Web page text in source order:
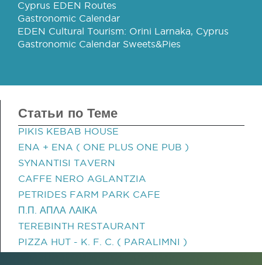
Cyprus EDEN Routes
Gastronomic Calendar
EDEN Cultural Tourism: Orini Larnaka, Cyprus
Gastronomic Calendar Sweets&Pies
Статьи по Теме
PIKIS KEBAB HOUSE
ENA + ENA ( ONE PLUS ONE PUB )
SYNANTISI TAVERN
CAFFE NERO AGLANTZIA
PETRIDES FARM PARK CAFE
Π.Π. ΑΠΛΑ ΛΑΙΚΑ
TEREBINTH RESTAURANT
PIZZA HUT - K. F. C. ( PARALIMNI )